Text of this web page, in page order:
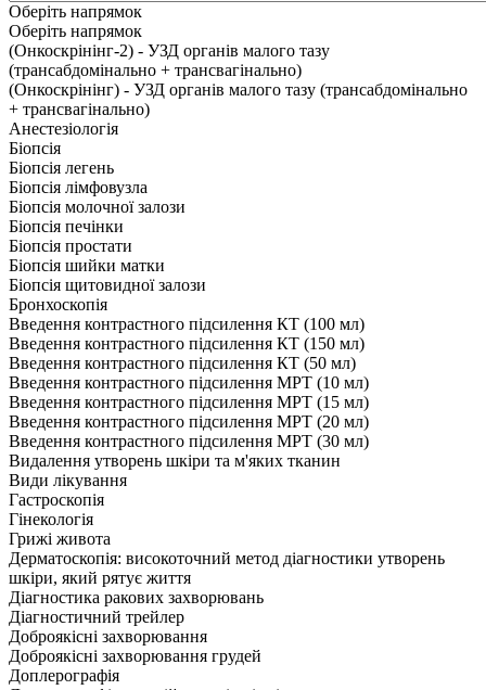
Оберіть напрямок
Оберіть напрямок
(Онкоскрінінг-2) - УЗД органів малого тазу
(трансабдомінально + трансвагінально)
(Онкоскрінінг) - УЗД органів малого тазу (трансабдомінально
+ трансвагінально)
Анестезіологія
Біопсія
Біопсія легень
Біопсія лімфовузла
Біопсія молочної залози
Біопсія печінки
Біопсія простати
Біопсія шийки матки
Біопсія щитовидної залози
Бронхоскопія
Введення контрастного підсилення КТ (100 мл)
Введення контрастного підсилення КТ (150 мл)
Введення контрастного підсилення КТ (50 мл)
Введення контрастного підсилення МРТ (10 мл)
Введення контрастного підсилення МРТ (15 мл)
Введення контрастного підсилення МРТ (20 мл)
Введення контрастного підсилення МРТ (30 мл)
Видалення утворень шкіри та м'яких тканин
Види лікування
Гастроскопія
Гінекологія
Грижі живота
Дерматоскопія: високоточний метод діагностики утворень
шкіри, який рятує життя
Діагностика ракових захворювань
Діагностичний трейлер
Доброякісні захворювання
Доброякісні захворювання грудей
Доплерографія